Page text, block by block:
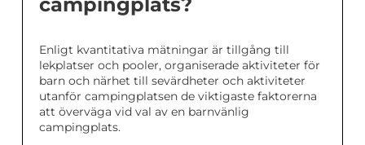
campingplats?
Enligt kvantitativa mätningar är tillgång till
lekplatser och pooler, organiserade aktiviteter för
barn och närhet till sevärdheter och aktiviteter
utanför campingplatsen de viktigaste faktorerna
att överväga vid val av en barnvänlig
campingplats.